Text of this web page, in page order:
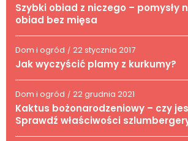
Szybki obiad z niczego – pomysły
obiad bez mięsa
Dom i ogród / 22 stycznia 2017
Jak wyczyścić plamy z kurkumy?
Dom i ogród / 22 grudnia 2021
Kaktus bożonarodzeniowy – czy
Sprawdź właściwości